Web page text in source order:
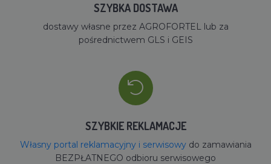
SZYBKA DOSTAWA
dostawy własne przez AGROFORTEL lub za
pośrednictwem GLS i GEIS
SZYBKIE REKLAMACJE
Własny portal reklamacyjny i serwisowydo zamawiania
BEZPŁATNEGO odbioru serwisowego